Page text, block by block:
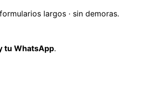
largos · sin demoras.
tu WhatsApp.